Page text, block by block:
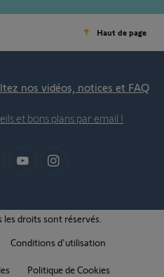
Haut de page
nos vidéos, notices et FAQ
et bons plans par email !
droits sont réservés.
Conditions d'utilisation
Politique de Cookies